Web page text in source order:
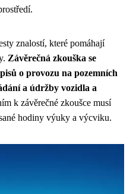
znalostí, které pomáhají
Závěrečná zkouška se
o provozu na pozemních
a údržby vozidla a
k závěrečné zkoušce musí
hodiny výuky a výcviku.